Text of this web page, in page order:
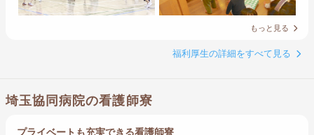
もっと見る
福利厚生の詳細をすべて見る
埼玉協同病院の看護師寮
プライベートも充実できる看護師寮